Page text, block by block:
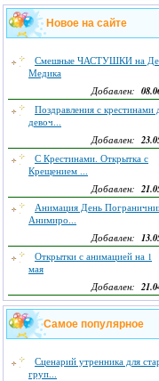
Новое на сайте
Смешные ЧАСТУШКИ на
Медика
Добавлен:
Поздравления с крестинами
девоч...
Добавлен:
С Крестинами. Открытка с
Крещением ...
Добавлен:
Анимация День
Анимиро...
Добавлен:
Открытки с анимацией на 1
мая
Добавлен:
Самое популярное
Сценарий утренника для
груп...